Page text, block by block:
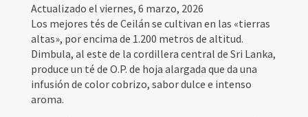
Actualizado el viernes, 6 marzo, 2026
Los mejores tés de Ceilán se cultivan en las «tierras
altas», por encima de 1.200 metros de altitud.
Dimbula, al este de la cordillera central de Sri Lanka,
produce un té de O.P. de hoja alargada que da una
infusión de color cobrizo, sabor dulce e intenso
aroma.